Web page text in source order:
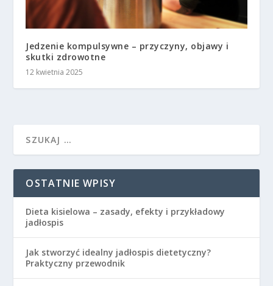
Jedzenie kompulsywne – przyczyny, objawy i
skutki zdrowotne
12 kwietnia 2025
OSTATNIE WPISY
Dieta kisielowa – zasady, efekty i przykładowy
jadłospis
Jak stworzyć idealny jadłospis dietetyczny?
Praktyczny przewodnik